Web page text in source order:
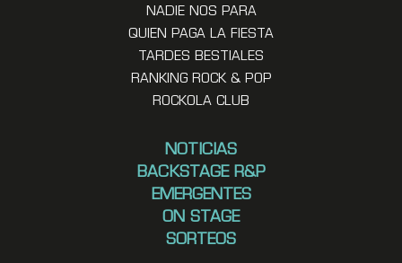
NADIE NOS PARA
QUIEN PAGA LA FIESTA
TARDES BESTIALES
RANKING ROCK & POP
ROCKOLA CLUB
NOTICIAS
BACKSTAGE R&P
EMERGENTES
ON STAGE
SORTEOS